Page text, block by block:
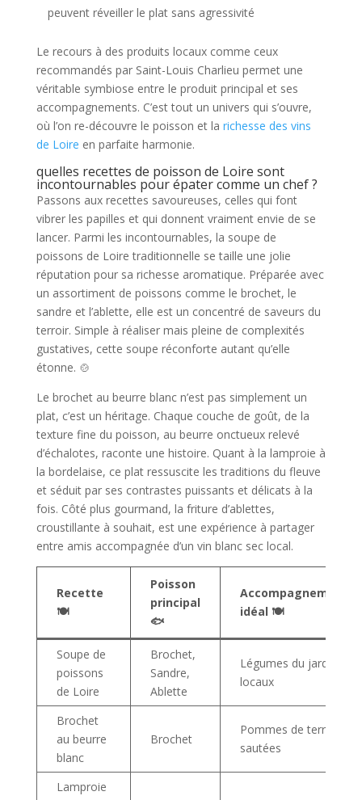
peuvent réveiller le plat sans agressivité
Le recours à des produits locaux comme ceux
recommandés par Saint-Louis Charlieu permet une
véritable symbiose entre le produit principal et ses
accompagnements. C’est tout un univers qui s’ouvre,
où l’on re-découvre le poisson et la richesse des vins
de Loire en parfaite harmonie.
quelles recettes de poisson de Loire sont
incontournables pour épater comme un chef ?
Passons aux recettes savoureuses, celles qui font
vibrer les papilles et qui donnent vraiment envie de se
lancer. Parmi les incontournables, la soupe de
poissons de Loire traditionnelle se taille une jolie
réputation pour sa richesse aromatique. Préparée avec
un assortiment de poissons comme le brochet, le
sandre et l’ablette, elle est un concentré de saveurs du
terroir. Simple à réaliser mais pleine de complexités
gustatives, cette soupe réconforte autant qu’elle
étonne. 🍲
Le brochet au beurre blanc n’est pas simplement un
plat, c’est un héritage. Chaque couche de goût, de la
texture fine du poisson, au beurre onctueux relevé
d’échalotes, raconte une histoire. Quant à la lamproie à
la bordelaise, ce plat ressuscite les traditions du fleuve
et séduit par ses contrastes puissants et délicats à la
fois. Côté plus gourmand, la friture d’ablettes,
croustillante à souhait, est une expérience à partager
entre amis accompagnée d’un vin blanc sec local.
Recette
🍽️
Poisson
principal
🐟
Accompagnement
idéal 🍽️
Soupe de
poissons
de Loire
Brochet,
Sandre,
Ablette
Légumes du jardin
locaux
Brochet
au beurre
blanc
Brochet
Pommes de terre
sautées
Lamproie